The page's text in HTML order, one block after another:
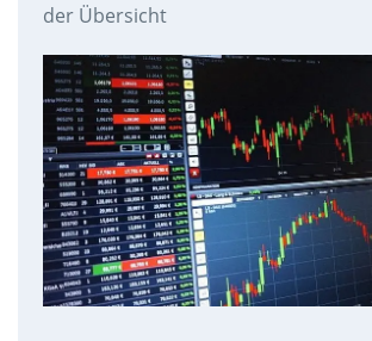
der Übersicht